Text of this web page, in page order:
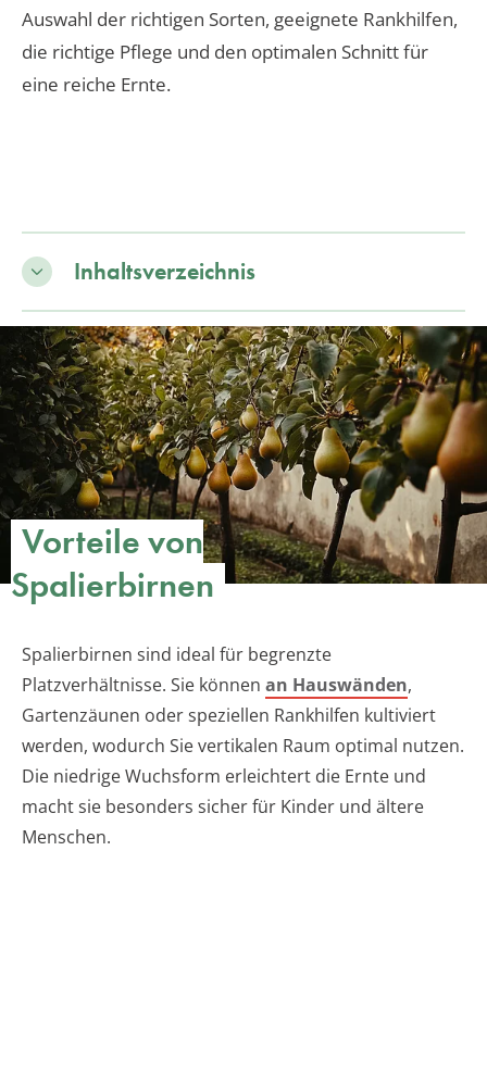
Auswahl der richtigen Sorten, geeignete Rankhilfen,
die richtige Pflege und den optimalen Schnitt für
eine reiche Ernte.
Inhaltsverzeichnis
Vorteile von
Spalierbirnen
Spalierbirnen sind ideal für begrenzte
Platzverhältnisse. Sie können an Hauswänden,
Gartenzäunen oder speziellen Rankhilfen kultiviert
werden, wodurch Sie vertikalen Raum optimal nutzen.
Die niedrige Wuchsform erleichtert die Ernte und
macht sie besonders sicher für Kinder und ältere
Menschen.